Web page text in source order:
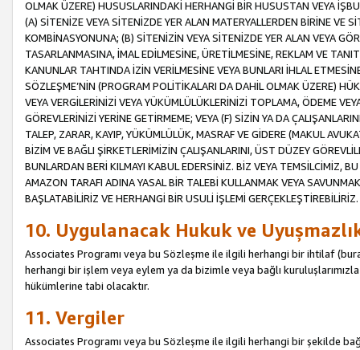
OLMAK ÜZERE) HUSUSLARINDAKİ HERHANGİ BİR HUSUSTAN VEYA
(A) SİTENİZE VEYA SİTENİZDE YER ALAN MATERYALLERDEN BİRİNE VE
KOMBİNASYONUNA; (B) SİTENİZİN VEYA SİTENİZDE YER ALAN VEYA
TASARLANMASINA, İMAL EDİLMESİNE, ÜRETİLMESİNE, REKLAM VE
KANUNLAR TAHTINDA İZİN VERİLMESİNE VEYA BUNLARI İHLAL
SÖZLEŞME’NİN (PROGRAM POLİTİKALARI DA DAHİL OLMAK ÜZERE)
VEYA VERGİLERİNİZİ VEYA YÜKÜMLÜLÜKLERİNİZİ TOPLAMA, ÖDEME
GÖREVLERİNİZİ YERİNE GETİRMEME; VEYA (F) SİZİN YA DA
TALEP, ZARAR, KAYIP, YÜKÜMLÜLÜK, MASRAF VE GİDERE (MAKUL
BİZİM VE BAĞLI ŞİRKETLERİMİZİN ÇALIŞANLARINI, ÜST DÜZEY
BUNLARDAN BERİ KILMAYI KABUL EDERSİNİZ. BİZ VEYA TEMSİLCİMİZ,
AMAZON TARAFI ADINA YASAL BİR TALEBİ KULLANMAK VEYA
BAŞLATABİLİRİZ VE HERHANGİ BİR USULİ İŞLEMİ GERÇEKLEŞTİREBİLİRİZ.
10. Uygulanacak Hukuk ve
Associates Programı veya bu Sözleşme ile ilgili herhangi bir ihtilaf
herhangi bir işlem veya eylem ya da bizimle veya bağlı
hükümlerine tabi olacaktır.
11. Vergiler
Associates Programı veya bu Sözleşme ile ilgili herhangi bir şekilde